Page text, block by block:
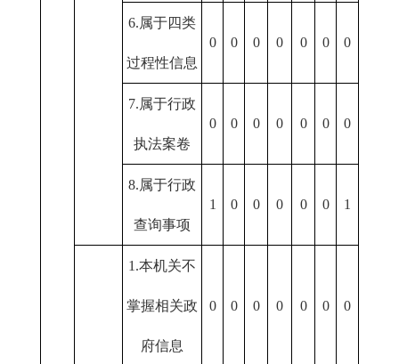
6.属于四类
过程性信息
0 0 0 0 0 0 0
7.属于行政
执法案卷
0 0 0 0 0 0 0
8.属于行政
查询事项
1 0 0 0 0 0 1
1.本机关不
掌握相关政
府信息
0 0 0 0 0 0 0